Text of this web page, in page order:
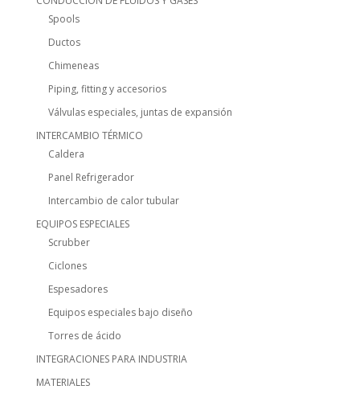
Spools
Ductos
Chimeneas
Piping, fitting y accesorios
Válvulas especiales, juntas de expansión
INTERCAMBIO TÉRMICO
Caldera
Panel Refrigerador
Intercambio de calor tubular
EQUIPOS ESPECIALES
Scrubber
Ciclones
Espesadores
Equipos especiales bajo diseño
Torres de ácido
INTEGRACIONES PARA INDUSTRIA
MATERIALES